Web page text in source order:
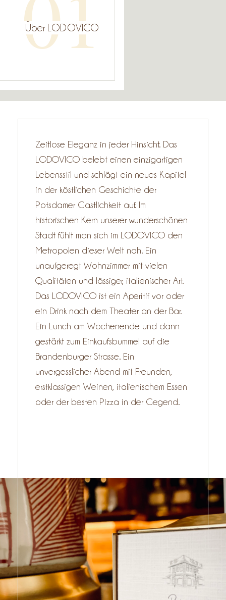
Über LODOVICO
Zeitlose Eleganz in jeder Hinsicht. Das
LODOVICO belebt einen einzigartigen
Lebensstil und schlägt ein neues Kapitel
in der köstlichen Geschichte der
Potsdamer Gastlichkeit auf. Im
historischen Kern unserer wunderschönen
Stadt fühlt man sich im LODOVICO den
Metropolen dieser Welt nah. Ein
unaufgeregt Wohnzimmer mit vielen
Qualitäten und lässiger, italienischer Art.
Das LODOVICO ist ein Aperitif vor oder
ein Drink nach dem Theater an der Bar.
Ein Lunch am Wochenende und dann
gestärkt zum Einkaufsbummel auf die
Brandenburger Strasse. Ein
unvergesslicher Abend mit Freunden,
erstklassigen Weinen, italienischem Essen
oder der besten Pizza in der Gegend.